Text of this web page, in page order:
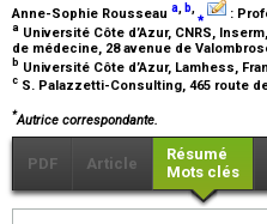
Anne-Sophie Rousseau a, b,⁎ :
a Université Côte d’Azur, CNRS,
de médecine, 28 avenue de
b Université Côte d’Azur, Lamhess,
c S. Palazzetti-Consulting, 465 route
*Autrice correspondante.
PDF Article
Résumé
Mots clés